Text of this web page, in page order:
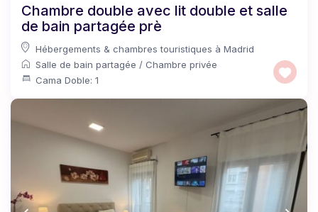
Chambre double avec lit double et salle
de bain partagée prè
Hébergements & chambres touristiques à Madrid
Salle de bain partagée /Chambre privée
Cama Doble: 1